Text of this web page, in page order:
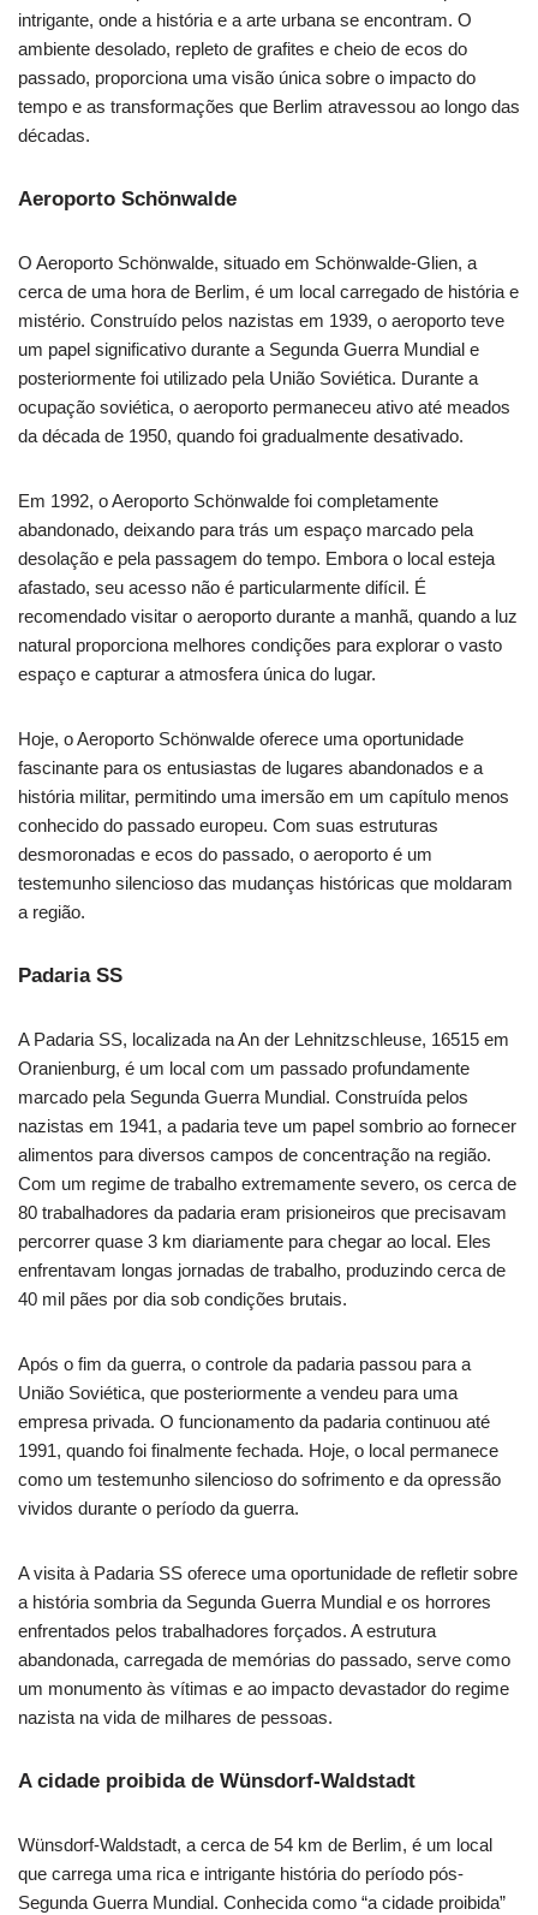
intrigante, onde a história e a arte urbana se encontram. O
ambiente desolado, repleto de grafites e cheio de ecos do
passado, proporciona uma visão única sobre o impacto do
tempo e as transformações que Berlim atravessou ao longo das
décadas.
Aeroporto Schönwalde
O Aeroporto Schönwalde, situado em Schönwalde-Glien, a
cerca de uma hora de Berlim, é um local carregado de história e
mistério. Construído pelos nazistas em 1939, o aeroporto teve
um papel significativo durante a Segunda Guerra Mundial e
posteriormente foi utilizado pela União Soviética. Durante a
ocupação soviética, o aeroporto permaneceu ativo até meados
da década de 1950, quando foi gradualmente desativado.
Em 1992, o Aeroporto Schönwalde foi completamente
abandonado, deixando para trás um espaço marcado pela
desolação e pela passagem do tempo. Embora o local esteja
afastado, seu acesso não é particularmente difícil. É
recomendado visitar o aeroporto durante a manhã, quando a luz
natural proporciona melhores condições para explorar o vasto
espaço e capturar a atmosfera única do lugar.
Hoje, o Aeroporto Schönwalde oferece uma oportunidade
fascinante para os entusiastas de lugares abandonados e a
história militar, permitindo uma imersão em um capítulo menos
conhecido do passado europeu. Com suas estruturas
desmoronadas e ecos do passado, o aeroporto é um
testemunho silencioso das mudanças históricas que moldaram
a região.
Padaria SS
A Padaria SS, localizada na An der Lehnitzschleuse, 16515 em
Oranienburg, é um local com um passado profundamente
marcado pela Segunda Guerra Mundial. Construída pelos
nazistas em 1941, a padaria teve um papel sombrio ao fornecer
alimentos para diversos campos de concentração na região.
Com um regime de trabalho extremamente severo, os cerca de
80 trabalhadores da padaria eram prisioneiros que precisavam
percorrer quase 3 km diariamente para chegar ao local. Eles
enfrentavam longas jornadas de trabalho, produzindo cerca de
40 mil pães por dia sob condições brutais.
Após o fim da guerra, o controle da padaria passou para a
União Soviética, que posteriormente a vendeu para uma
empresa privada. O funcionamento da padaria continuou até
1991, quando foi finalmente fechada. Hoje, o local permanece
como um testemunho silencioso do sofrimento e da opressão
vividos durante o período da guerra.
A visita à Padaria SS oferece uma oportunidade de refletir sobre
a história sombria da Segunda Guerra Mundial e os horrores
enfrentados pelos trabalhadores forçados. A estrutura
abandonada, carregada de memórias do passado, serve como
um monumento às vítimas e ao impacto devastador do regime
nazista na vida de milhares de pessoas.
A cidade proibida de Wünsdorf-Waldstadt
Wünsdorf-Waldstadt, a cerca de 54 km de Berlim, é um local
que carrega uma rica e intrigante história do período pós-
Segunda Guerra Mundial. Conhecida como “a cidade proibida”